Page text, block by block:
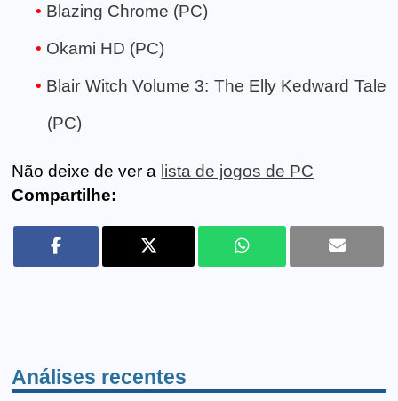
Blazing Chrome (PC)
Okami HD (PC)
Blair Witch Volume 3: The Elly Kedward Tale
(PC)
Não deixe de ver a lista de jogos de PC
Compartilhe:
Análises recentes